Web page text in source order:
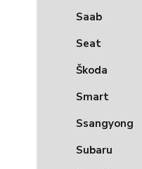
Saab
Seat
Škoda
Smart
Ssangyong
Subaru